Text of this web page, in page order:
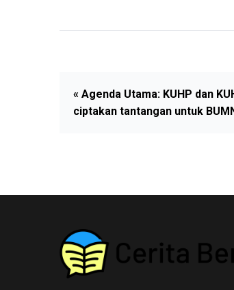
« Agenda Utama: KUHP dan
ciptakan tantangan untuk